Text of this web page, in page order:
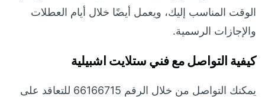
الوقت المناسب إليك، ويعمل أيضًا خلال أيام العطلات
والإجازات الرسمية.
كيفية التواصل مع فني ستلايت اشبيلية
يمكنك التواصل من خلال الرقم 66166715 للتعاقد على